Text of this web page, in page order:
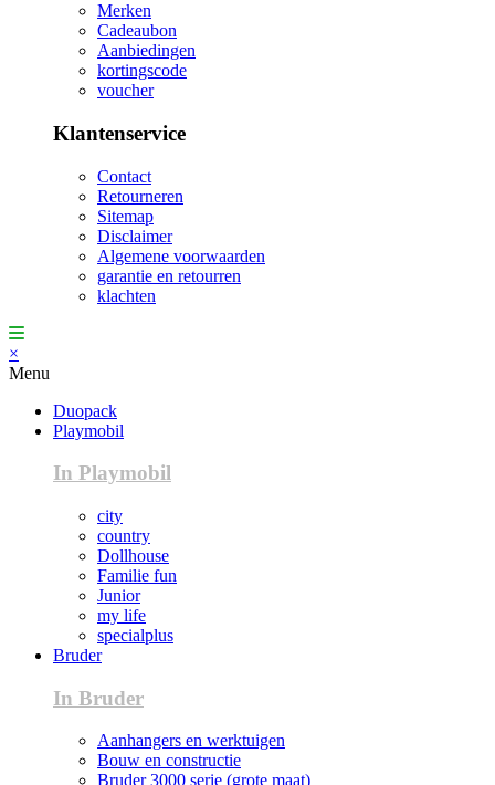
Merken
Cadeaubon
Aanbiedingen
kortingscode
voucher
Klantenservice
Contact
Retourneren
Sitemap
Disclaimer
Algemene voorwaarden
garantie en retourren
klachten
×
Menu
Duopack
Playmobil
In Playmobil
city
country
Dollhouse
Familie fun
Junior
my life
specialplus
Bruder
In Bruder
Aanhangers en werktuigen
Bouw en constructie
Bruder 3000 serie (grote maat)